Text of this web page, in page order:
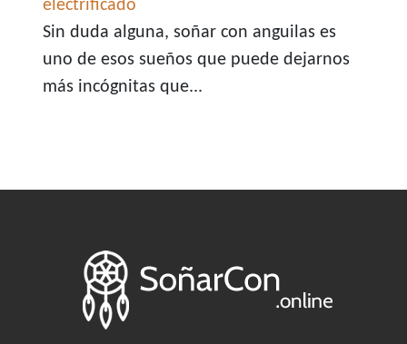
electrificado
Sin duda alguna, soñar con anguilas es
uno de esos sueños que puede dejarnos
más incógnitas que...